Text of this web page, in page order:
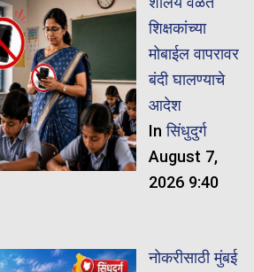
शिक्षकांच्या
मोबाईल वापरावर
बंदी घालण्याचे
आदेश
Inसिंधुदुर्ग
August 7,
2026 9:40
नोकरीसाठी मुंबई